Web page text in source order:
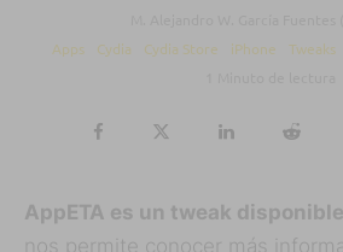
Apps
Cydia Cydia Store iPhone Tweaks
AppETA es un tweak
nos permite conocer más